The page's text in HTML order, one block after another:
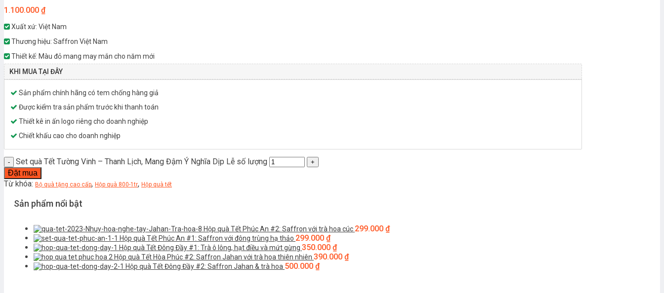
1.100.000 ₫
Xuất xứ: Việt Nam
Thương hiệu: Saffron Việt Nam
Thiết kế: Màu đỏ mang may mắn cho năm mới
KHI MUA TẠI ĐÂY
Sản phẩm chính hãng có tem chống hàng giả
Được kiểm tra sản phẩm trước khi thanh toán
Thiết kê in ấn logo riêng cho doanh nghiệp
Chiết khấu cao cho doanh nghiệp
Set quà Tết Tường Vinh – Thanh Lịch, Mang Đậm Ý Nghĩa Dịp Lễ số lượng
Đặt mua
Từ khóa: Bộ quà tặng cao cấp, Hộp quà 800-1tr, Hộp quà tết
Sản phẩm nổi bật
Hộp quà Tết Phúc An #2: Saffron với trà hoa cúc 299.000 ₫
Hộp quà Tết Phúc An #1: Saffron với đông trùng hạ thảo 299.000 ₫
Hộp quà Tết Đông Đầy #1: Trà ô lông, hạt điều và mứt gừng 350.000 ₫
Hộp quà Tết Hòa Phúc #2: Saffron Jahan với trà hoa thiên nhiên 390.000 ₫
Hộp quà Tết Đông Đầy #2: Saffron Jahan & trà hoa 500.000 ₫